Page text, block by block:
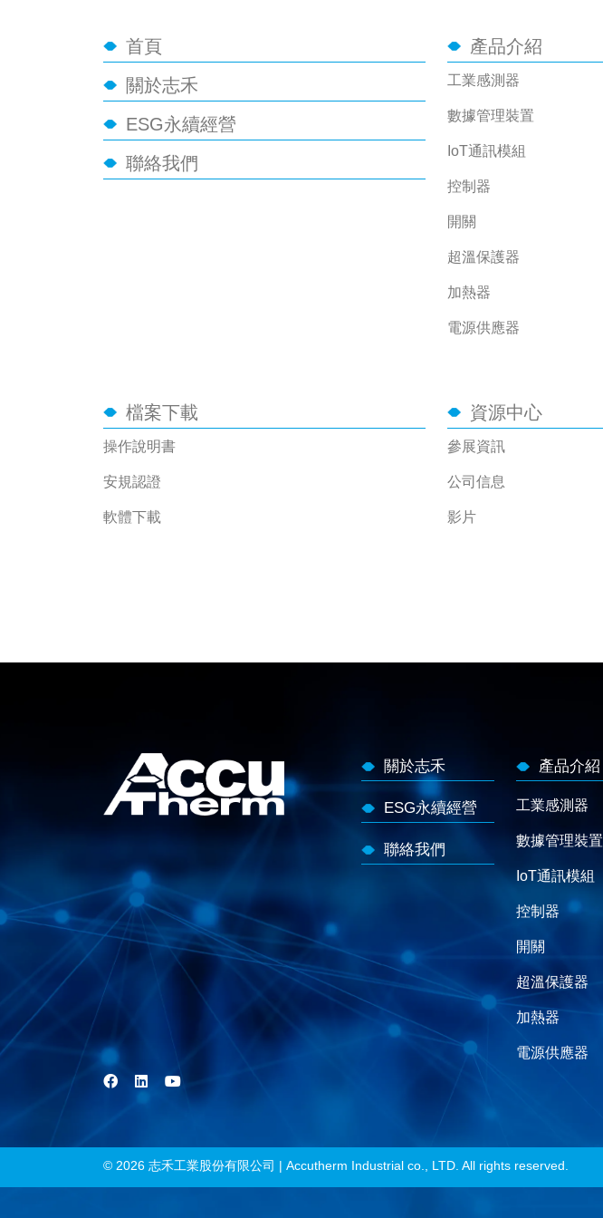
首頁
關於志禾
ESG永續經營
聯絡我們
產品介紹
工業感測器
數據管理裝置
IoT通訊模組
控制器
開關
超溫保護器
加熱器
電源供應器
檔案下載
操作說明書
安規認證
軟體下載
資源中心
參展資訊
公司信息
影片
關於志禾
ESG永續經營
聯絡我們
產品介紹
工業感測器
數據管理裝置
IoT通訊模組
控制器
開關
超溫保護器
加熱器
電源供應器
© 2026 志禾工業股份有限公司 | Accutherm Industrial co., LTD. All rights reserved.